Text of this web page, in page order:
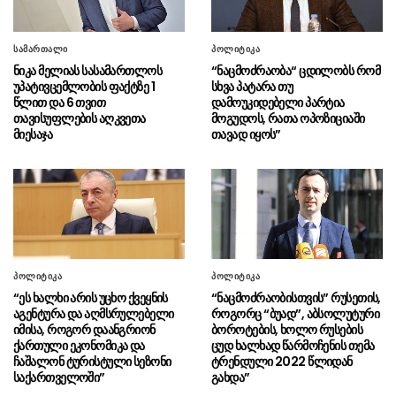
06.08 - 12:58
საქართველოს რკინიგზამ
თბილისი-ბათუმი, ბათუმი-თბილისის
მიმართულებებზე სამგზავრო დრო 4 საათამდე
შეამცირა
06.08 - 12:46„ვაშინგტონ პოსტი“ – დონალდ
ტრამპი და პიტ ჰეგსეტი საბრძოლო მასალის
დეფიციტის გამო ერთმანეთს
06.08 - 12:43სუს-ის ანტიკორუფციულმა
სააგენტომ კომერციული მოსყიდვისა და
ყალბი ოფიციალური დოკუმენტის დამზადების
ფაქტზე საქართველოს 3 მოქალაქე დააკავა
06.08 - 12:37
რუსეთის შეიარაღებულმა
ძალებმა დრონებით იერიში მიიტანეს
ხარკოვის ოლქზე, არის მსხვერპლი
06.08 - 12:32ლაშა აბაშიძე​ – თბილისი-
ბათუმის და ბათუმი-თბილისის სარკინიგზო
ხაზზე მგზავრობის დრო ოთხ საათამდე
სამართალი
ნიკა მელიას სასამართლოს
უპატივცემლობის ფაქტზე 1
წლით და 6 თვით
თავისუფლების აღკვეთა
მიესაჯა
პოლიტიკა
“ნაცმოძრაობა“ ცდილობს რომ
სხვა პატარა თუ
დამოუკიდებელი პარტია
მოგუდოს, რათა ოპოზიციაში
თავად იყოს”
პოლიტიკა
“ეს ხალხი არის უცხო ქვეყნის
აგენტურა და აღმსრულებელი
იმისა, როგორ დაანგრიონ
ქართული ეკონომიკა და
ჩაშალონ ტურისტული სეზონი
საქართველოში”
პოლიტიკა
“ნაცმოძრაობისთვის” რუსეთის,
როგორც “ბუად”, აბსოლუტური
ბოროტების, ხოლო რუსების
ცუდ ხალხად წარმოჩენის თემა
ტრენდული 2022 წლიდან
გახდა”